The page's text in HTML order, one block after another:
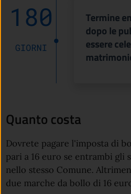
180
GIORNI
Termine
dopo le
essere
Quanto costa
Dovrete pagare l'imposta di
pari a 16 euro se entrambi gli
nello stesso Comune.
due marche da bollo di 16